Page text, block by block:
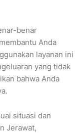
benar
Anda
layanan ini
yang tidak
bahwa Anda
situasi dan
Jerawat,